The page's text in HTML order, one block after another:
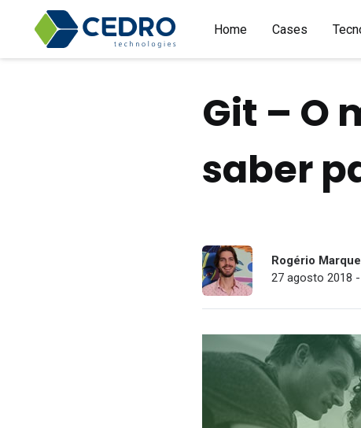
Home Cases
Git – O
saber
Rogério
27 agosto 2018